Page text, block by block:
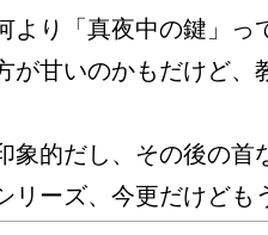
より「真夜中の鍵」っ
が甘いのかもだけど、
的だし、その後の首
リーズ、今更だけども